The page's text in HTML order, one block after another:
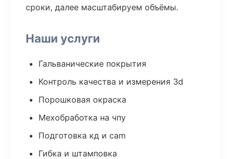
сроки, далее масштабируем объёмы.
Наши услуги
Гальванические покрытия
Контроль качества и измерения 3d
Порошковая окраска
Мехобработка на чпу
Подготовка кд и cam
Гибка и штамповка